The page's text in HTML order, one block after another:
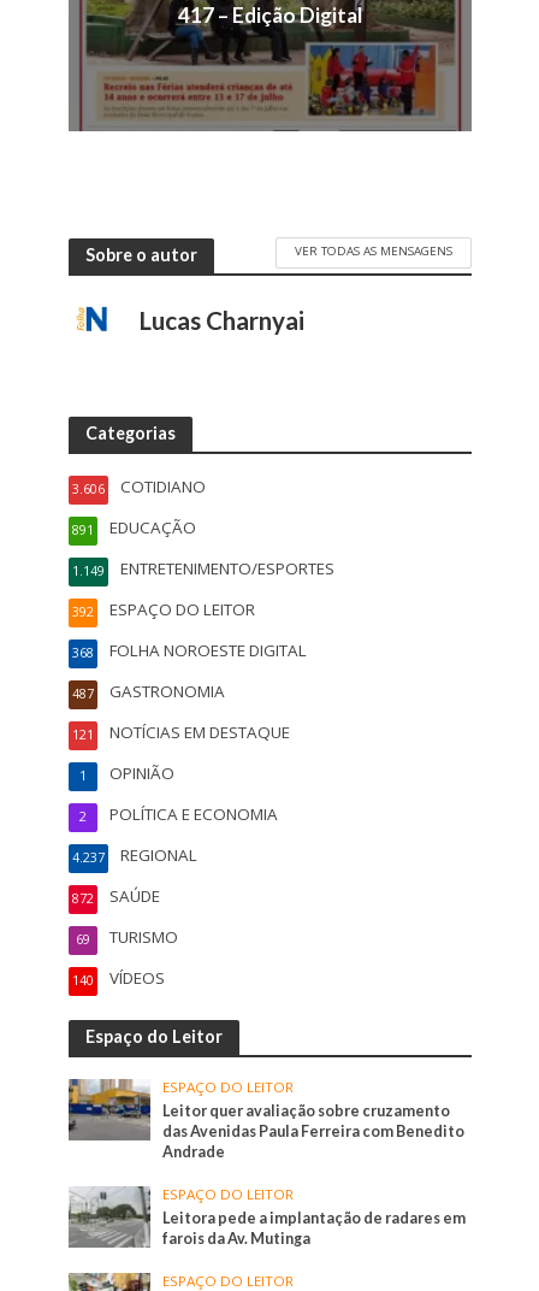
417 – Edição Digital
Sobre o autor VER TODAS AS MENSAGENS
Lucas Charnyai
Categorias
COTIDIANO
3.606
EDUCAÇÃO
891
ENTRETENIMENTO/ESPORTES
1.149
ESPAÇO DO LEITOR
392
FOLHA NOROESTE DIGITAL
368
GASTRONOMIA
487
NOTÍCIAS EM DESTAQUE
121
OPINIÃO
1
POLÍTICA E ECONOMIA
2
REGIONAL
4.237
SAÚDE
872
TURISMO
69
VÍDEOS
140
Espaço do Leitor
ESPAÇO DO LEITOR
Leitor quer avaliação sobre cruzamento
das Avenidas Paula Ferreira com Benedito
Andrade
ESPAÇO DO LEITOR
Leitora pede a implantação de radares em
farois da Av. Mutinga
ESPAÇO DO LEITOR